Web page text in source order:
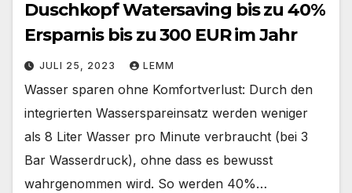
Duschkopf Watersaving bis zu 40%
Ersparnis bis zu 300 EUR im Jahr
JULI 25, 2023 LEMM
Wasser sparen ohne Komfortverlust: Durch den
integrierten Wasserspareinsatz werden weniger
als 8 Liter Wasser pro Minute verbraucht (bei 3
Bar Wasserdruck), ohne dass es bewusst
wahrgenommen wird. So werden 40%…